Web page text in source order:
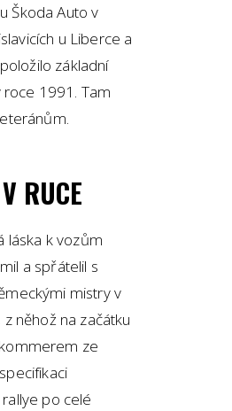
Škoda Auto v
u Liberce a
základní
roce 1991. Tam
RUCE
láska k vozům
a spřátelil s
mistry v
něhož na začátku
ze
po celé